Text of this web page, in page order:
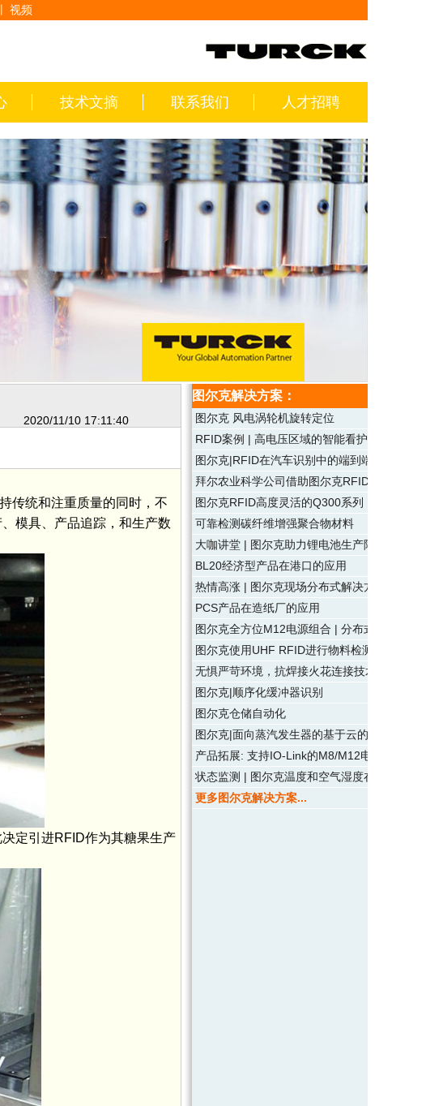
视频
技术文摘 联系我们 人才招聘
2020/11/10 17:11:40
传统和注重质量的同时，不
模具、产品追踪，和生产数
定引进RFID作为其糖果生产
图尔克解决方案：
图尔克 风电涡轮机旋转定位
RFID案例 | 高电压区域的智能看护人
图尔克|RFID在汽车识别中的端到端应用
拜尔农业科学公司借助图尔克RFID的支持测
图尔克RFID高度灵活的Q300系列
可靠检测碳纤维增强聚合物材料
大咖讲堂 | 图尔克助力锂电池生产降本增效的
BL20经济型产品在港口的应用
热情高涨 | 图尔克现场分布式解决方案分享圆
PCS产品在造纸厂的应用
图尔克全方位M12电源组合 | 分布式电源的高
图尔克使用UHF RFID进行物料检测
无惧严苛环境，抗焊接火花连接技术
图尔克|顺序化缓冲器识别
图尔克仓储自动化
图尔克|面向蒸汽发生器的基于云的维护服务
产品拓展: 支持IO-Link的M8/M12电容传感器
状态监测 | 图尔克温度和空气湿度在线监测传
更多图尔克解决方案...